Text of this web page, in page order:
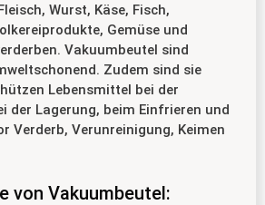
Wurst, Käse, Fisch,
Gemüse und
Vakuumbeutel sind
Zudem sind sie
Lebensmittel bei der
der Lagerung, beim Einfrieren und
Verderb, Verunreinigung, Keimen
von Vakuumbeutel: